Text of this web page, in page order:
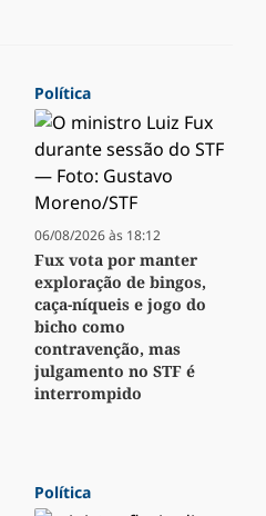
Política
06/08/2026 às 18:12
Fux vota por manter
exploração de bingos,
caça-níqueis e jogo do
bicho como
contravenção, mas
julgamento no STF é
interrompido
Política